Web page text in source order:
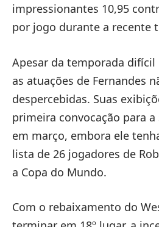
impressionantes 10,95
por jogo durante a recente
Apesar da temporada difícil
as atuações de Fernandes
despercebidas. Suas
primeira convocação para
em março, embora ele
lista de 26 jogadores de
a Copa do Mundo.
Com o rebaixamento do